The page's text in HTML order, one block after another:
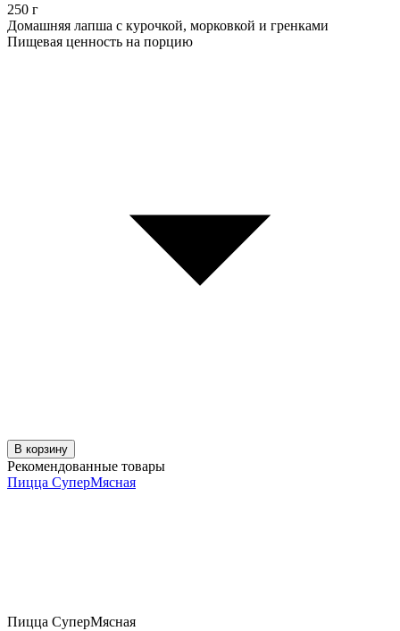
250 г
Домашняя лапша с курочкой, морковкой и гренками
Пищевая ценность на порцию
В корзину
Рекомендованные товары
Пицца СуперМясная
Пицца СуперМясная